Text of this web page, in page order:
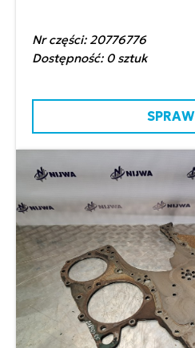
Nr części: 20776776
Dostępność: 0 sztuk